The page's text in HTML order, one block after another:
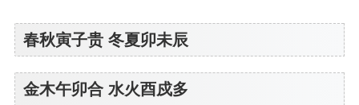
春秋寅子贵 冬夏卯未辰
金木午卯合 水火酉戍多